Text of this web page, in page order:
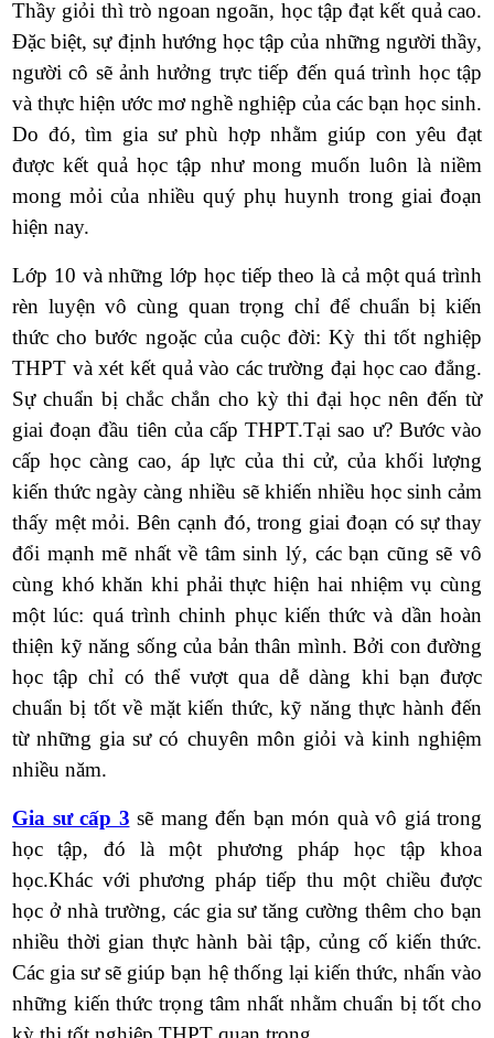
Thầy giỏi thì trò ngoan ngoãn, học tập đạt kết quả cao.
Đặc biệt,sự định hướng học tập của những người thầy,
người cô sẽ ảnh hưởng trực tiếp đến quá trình học tập
và thực hiện ước mơ nghề nghiệp của các bạn học sinh.
Do đó, tìm gia sư phù hợp nhằm giúp con yêu đạt
được kết quả học tập như mong muốn luôn là niềm
mong mỏi của nhiều quý phụ huynh trong giai đoạn
hiện nay.
Lớp 10 và những lớp học tiếp theo là cả một quá trình
rèn luyện vô cùng quan trọng chỉ để chuẩn bị kiến
thức cho bước ngoặc của cuộc đời: Kỳ thi tốt nghiệp
THPT và xét kết quả vào các trường đại học cao đẳng.
Sự chuẩn bị chắc chắn cho kỳ thi đại học nên đến từ
giai đoạn đầu tiên của cấp THPT.Tại sao ư? Bước vào
cấp học càng cao, áp lực của thi cử, của khối lượng
kiến thức ngày càng nhiều sẽ khiến nhiều học sinh cảm
thấy mệt mỏi. Bên cạnh đó, trong giai đoạn có sự thay
đổi mạnh mẽ nhất về tâm sinh lý, các bạn cũng sẽ vô
cùng khó khăn khi phải thực hiện hai nhiệm vụ cùng
một lúc: quá trình chinh phục kiến thức và dần hoàn
thiện kỹ năng sống của bản thân mình. Bởi con đường
học tập chỉ có thể vượt qua dễ dàng khi bạn được
chuẩn bị tốt về mặt kiến thức, kỹ năng thực hành đến
từ những gia sư có chuyên môn giỏi và kinh nghiệm
nhiều năm.
Gia sư cấp 3 sẽ mang đến bạn món quà vô giá trong
học tập, đó là một phương pháp học tập khoa
học.Khác với phương pháp tiếp thu một chiều được
học ở nhà trường, các gia sư tăng cường thêm cho bạn
nhiều thời gian thực hành bài tập, củng cố kiến thức.
Các gia sư sẽ giúp bạn hệ thống lại kiến thức, nhấn vào
những kiến thức trọng tâm nhất nhằm chuẩn bị tốt cho